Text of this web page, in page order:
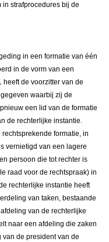
strafprocedures bij de
in een formatie van één
in de vorm van een
de voorzitter van de
waarbij zij de
een lid van de formatie
de rechterlijke instantie.
formatie, in
vernietigd van een lagere
persoon die tot rechter is
raad voor de rechtspraak) in
rechterlijke instantie heeft
van taken, bestaande
van de rechterlijke
naar een afdeling die zaken
de president van de